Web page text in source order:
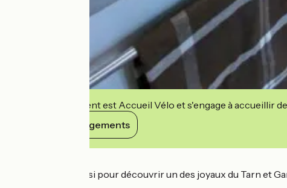
Cet établissement est Accueil Vélo et s'engage à accueillir
Voir ses engagements
L'ultime étape aussi pour découvrir un des joyaux du Tarn et